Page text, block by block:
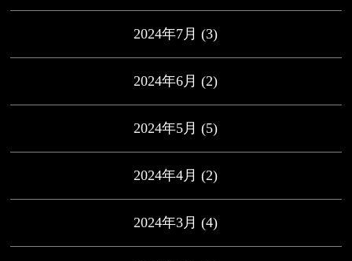
2024年7月 (3)
2024年6月 (2)
2024年5月 (5)
2024年4月 (2)
2024年3月 (4)